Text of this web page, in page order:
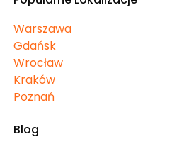
Warszawa
Gdańsk
Wrocław
Kraków
Poznań
Blog